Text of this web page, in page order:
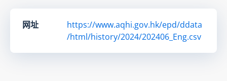
网址
https://www.aqhi.gov.hk/epd/ddata
/html/history/2024/202406_Eng.csv